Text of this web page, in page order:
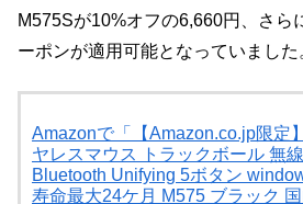
M575Sが10%オフの6,660円、さら
ーポンが適用可能となっていました
Amazonで「【Amazon.co.jp限定
ヤレスマウス トラックボール 無
Bluetooth Unifying 5ボタン
寿命最大24ケ月 M575 ブラック